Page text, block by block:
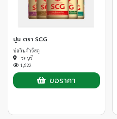
ปูน ตรา SCG
บ่อวินค้าวัสดุ
ชลบุรี
1,622
ขอราคา